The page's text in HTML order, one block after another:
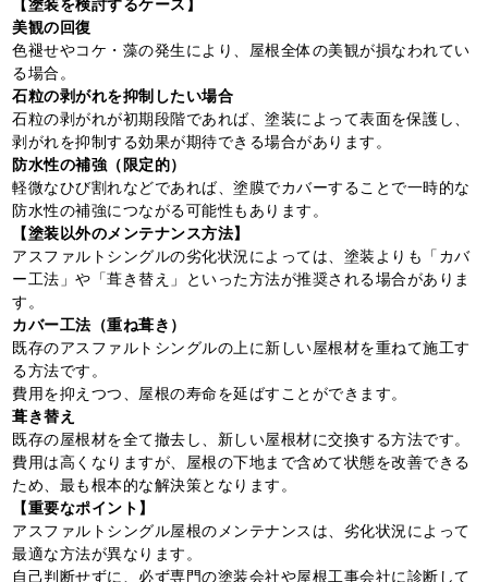
美観の回復
色褪せやコケ・藻の発生により、屋根全体の美観が損なわれてい
る場合。
石粒の剥がれを抑制したい場合
石粒の剥がれが初期段階であれば、塗装によって表面を保護し、
剥がれを抑制する効果が期待できる場合があります。
防水性の補強（限定的）
軽微なひび割れなどであれば、塗膜でカバーすることで一時的な
防水性の補強につながる可能性もあります。
【塗装以外のメンテナンス方法】
アスファルトシングルの劣化状況によっては、塗装よりも「カバ
ー工法」や「葺き替え」といった方法が推奨される場合がありま
す。
カバー工法（重ね葺き）
既存のアスファルトシングルの上に新しい屋根材を重ねて施工す
る方法です。
費用を抑えつつ、屋根の寿命を延ばすことができます。
葺き替え
既存の屋根材を全て撤去し、新しい屋根材に交換する方法です。
費用は高くなりますが、屋根の下地まで含めて状態を改善できる
ため、最も根本的な解決策となります。
【重要なポイント】
アスファルトシングル屋根のメンテナンスは、劣化状況によって
最適な方法が異なります。
自己判断せずに、必ず専門の塗装会社や屋根工事会社に診断して